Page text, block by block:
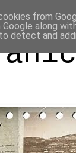
from
Google along
detect and